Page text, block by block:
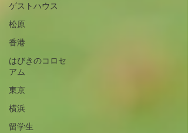
ゲストハウス
松原
香港
はびきのコロセ
アム
東京
横浜
留学生